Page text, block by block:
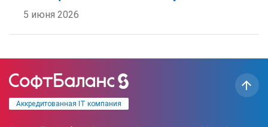
5 июня 2026
Аккредитованная IT компания